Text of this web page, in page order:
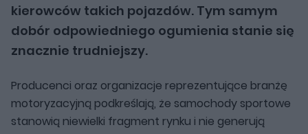
kierowców takich pojazdów. Tym samym
dobór odpowiedniego ogumienia stanie się
znacznie trudniejszy.
Producenci oraz organizacje reprezentujące branżę
motoryzacyjną podkreślają, że samochody sportowe
stanowią niewielki fragment rynku i nie generują